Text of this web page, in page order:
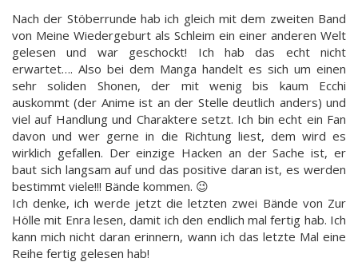
Nach der Stöberrunde hab ich gleich mit dem zweiten Band
von Meine Wiedergeburt als Schleim ein einer anderen Welt
gelesen und war geschockt! Ich hab das echt nicht
erwartet…. Also bei dem Manga handelt es sich um einen
sehr soliden Shonen, der mit wenig bis kaum Ecchi
auskommt (der Anime ist an der Stelle deutlich anders) und
viel auf Handlung und Charaktere setzt. Ich bin echt ein Fan
davon und wer gerne in die Richtung liest, dem wird es
wirklich gefallen. Der einzige Hacken an der Sache ist, er
baut sich langsam auf und das positive daran ist, es werden
bestimmt viele!!! Bände kommen. 😉
Ich denke, ich werde jetzt die letzten zwei Bände von Zur
Hölle mit Enra lesen, damit ich den endlich mal fertig hab. Ich
kann mich nicht daran erinnern, wann ich das letzte Mal eine
Reihe fertig gelesen hab!